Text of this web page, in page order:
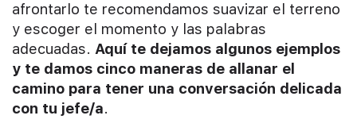
afrontarlo te recomendamos suavizar el terreno
y escoger el momento y las palabras
adecuadas. Aquí te dejamos algunos ejemplos
y te damos cinco maneras de allanar el
camino para tener una conversación delicada
con tu jefe/a.